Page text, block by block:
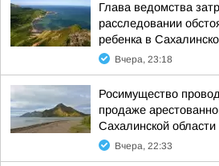
Глава ведомства
расследовании
ребенка в
Вчера, 23:18
Росимущество
продаже
Сахалинской области
Вчера, 22:33